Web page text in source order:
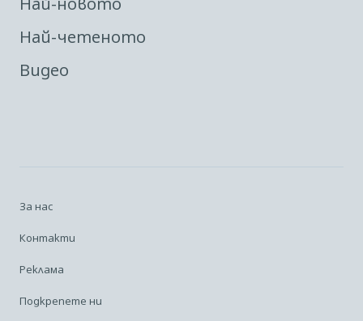
Най-четеното
Видео
За нас
Контакти
Реклама
Подкрепете ни